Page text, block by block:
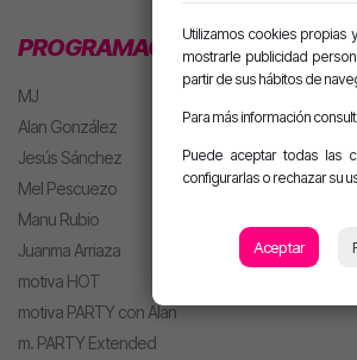
PROGRAMACIÓN
MJ
Alan González
Jesús Sánchez
Mel Pescuezo
Manu Rubio
Juanma Arriaza
motiva HOT
motiva PARTY con Alan
m. PARTY Extended
Utilizamos cookies propias
mostrarle publicidad
partir de sus hábitos de
Para más información
Puede aceptar todas las
configurarlas o rechazar su
Aceptar